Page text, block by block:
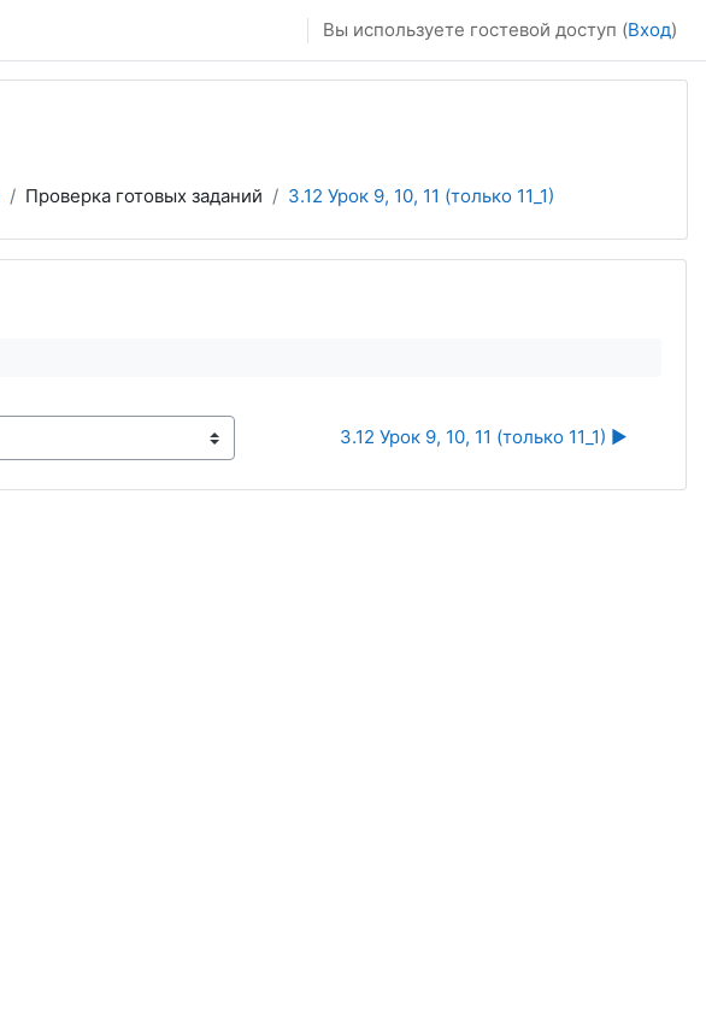
Вы используете гостевой доступ (Вход)
Проверка готовых заданий 3.12 Урок 9, 10, 11 (только 11_1)
3.12 Урок 9, 10, 11 (только 11_1) ▶︎